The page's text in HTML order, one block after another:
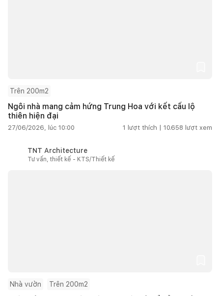
Trên 200m2
Ngôi nhà mang cảm hứng Trung Hoa với kết cấu lộ
thiên hiện đại
27/06/2026, lúc 10:00 1 lượt thích | 10.658 lượt xem
TNT Architecture
Tư vấn, thiết kế - KTS/Thiết kế
Nhà vườn Trên 200m2